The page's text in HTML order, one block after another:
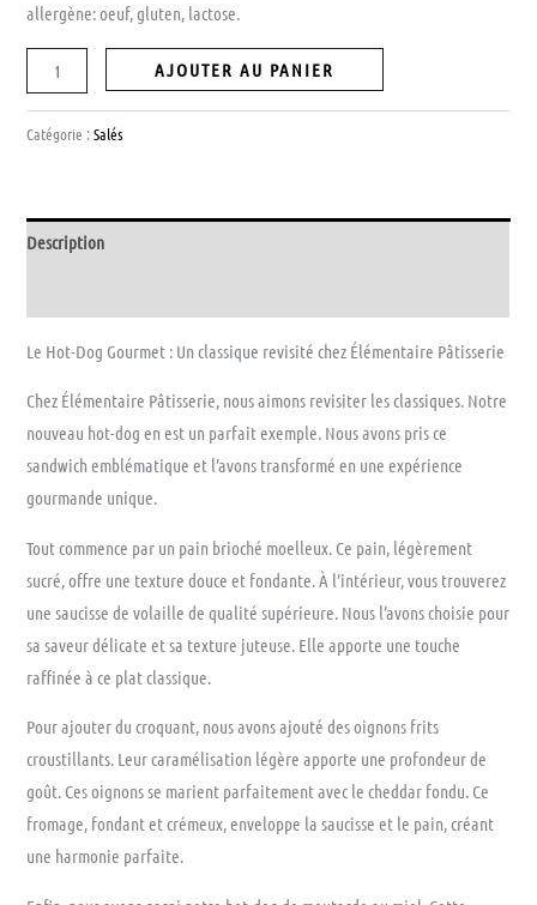
allergène: oeuf, gluten, lactose.
AJOUTER AU PANIER
Catégorie :Salés
Description
Le Hot-Dog Gourmet : Un classique revisité chez Élémentaire Pâtisserie
Chez Élémentaire Pâtisserie, nous aimons revisiter les classiques. Notre
nouveau hot-dog en est un parfait exemple. Nous avons pris ce
sandwich emblématique et l’avons transformé en une expérience
gourmande unique.
Tout commence par un pain brioché moelleux. Ce pain, légèrement
sucré, offre une texture douce et fondante. À l’intérieur, vous trouverez
une saucisse de volaille de qualité supérieure. Nous l’avons choisie pour
sa saveur délicate et sa texture juteuse. Elle apporte une touche
raffinée à ce plat classique.
Pour ajouter du croquant, nous avons ajouté des oignons frits
croustillants. Leur caramélisation légère apporte une profondeur de
goût. Ces oignons se marient parfaitement avec le cheddar fondu. Ce
fromage, fondant et crémeux, enveloppe la saucisse et le pain, créant
une harmonie parfaite.